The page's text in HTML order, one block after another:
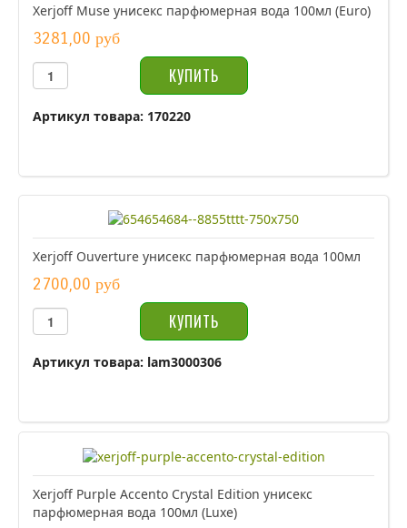
Xerjoff Muse унисекс парфюмерная вода 100мл (Euro)
3281,00 руб
Артикул товара: 170220
Xerjoff Ouverture унисекс парфюмерная вода 100мл
2700,00 руб
Артикул товара: lam3000306
Xerjoff Purple Accento Crystal Edition унисекс
парфюмерная вода 100мл (Luxe)